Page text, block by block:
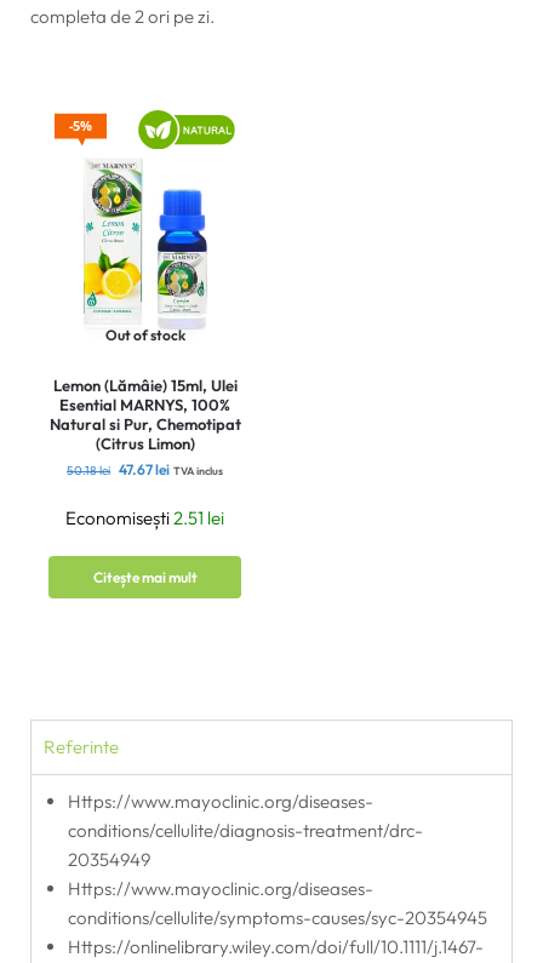
completa de 2 ori pe zi.
Out of stock
5%
Lemon (Lămâie) 15ml, Ulei
Esential MARNYS, 100%
Natural si Pur, Chemotipat
(Citrus Limon)
50.18lei 47.67lei TVA inclus
Economisești2.51 lei
Citește mai mult
Referinte
https://www.mayoclinic.org/diseases-
conditions/cellulite/diagnosis-treatment/drc-
20354949
https://www.mayoclinic.org/diseases-
conditions/cellulite/symptoms-causes/syc-20354945
https://onlinelibrary.wiley.com/doi/full/10.1111/j.1467-